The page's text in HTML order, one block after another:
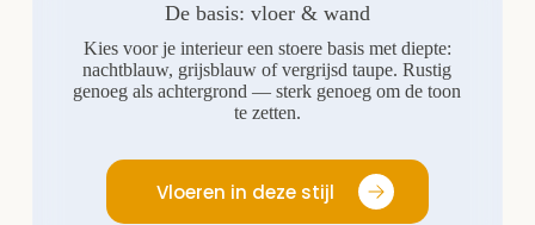
De basis: vloer & wand
Kies voor je interieur een stoere basis met diepte:
nachtblauw, grijsblauw of vergrijsd taupe. Rustig
genoeg als achtergrond — sterk genoeg om de toon
te zetten.
Vloeren in deze stijl